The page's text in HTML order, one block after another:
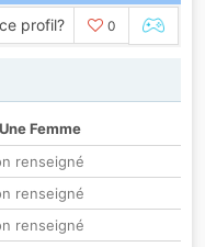
profil? 0
Une Femme
renseigné
renseigné
renseigné